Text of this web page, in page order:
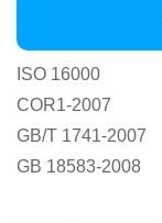
ISO 16000
COR1-2007
GB/T 1741-2007
GB 18583-2008